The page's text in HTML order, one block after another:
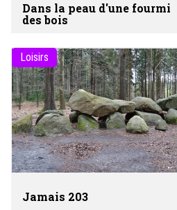
Dans la peau d'une fourmi
des bois
Loisirs
Jamais 203